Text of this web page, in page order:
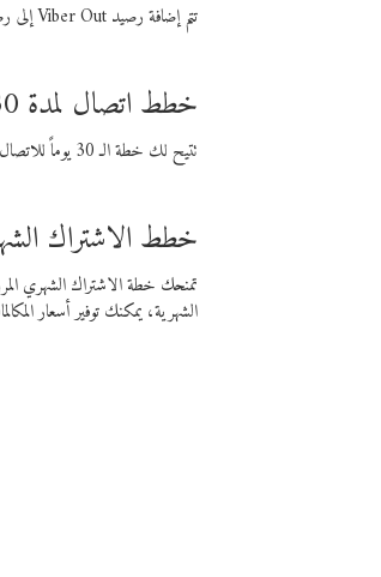
تتم إضافة رصيد Viber Out إلى رصيدك عند شراء أي مبلغ. باستخدام رصيدك، يمكنك إجراء مكالمات إلى أي رقم في العالم بأسعار فايبر المنخفضة.
خطط اتصال لمدة 30 يومًا
تتيح لك خطة الـ 30 يوماً للاتصال إجراء مكالمات دولية إلى الوجهة التي تختارها لمدة 30 يوماً بأسعار فايبر المنخفضة.
خطط الاشتراك
تمنحك خطة الاشتراك الشهري
الشهرية، يمكنك توفير أسعار